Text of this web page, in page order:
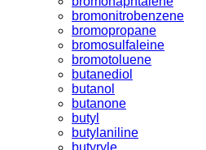
bromonitrobenzene
bromopropane
bromosulfaleine
bromotoluene
butanediol
butanol
butanone
butyl
butylaniline
butyryle